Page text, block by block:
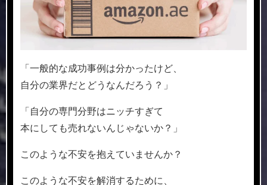
「一般的な成功事例は分かったけど、
自分の業界だとどうなんだろう？」
「自分の専門分野はニッチすぎて
本にしても売れないんじゃないか？」
このような不安を抱えていませんか？
このような不安を解消するために、